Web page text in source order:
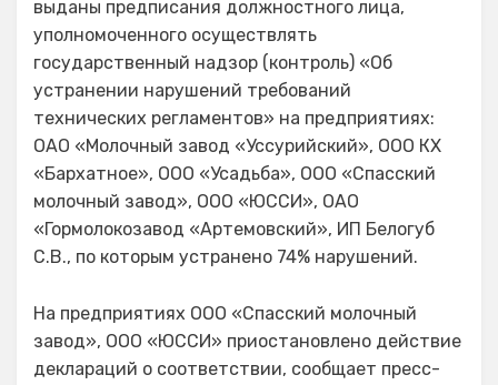
выданы предписания должностного лица,
уполномоченного осуществлять
государственный надзор (контроль) «Об
устранении нарушений требований
технических регламентов» на предприятиях:
ОАО «Молочный завод «Уссурийский», ООО КХ
«Бархатное», ООО «Усадьба», ООО «Спасский
молочный завод», ООО «ЮССИ», ОАО
«Гормолокозавод «Артемовский», ИП Белогуб
С.В., по которым устранено 74% нарушений.
На предприятиях ООО «Спасский молочный
завод», ООО «ЮССИ» приостановлено действие
деклараций о соответствии, сообщает пресс-